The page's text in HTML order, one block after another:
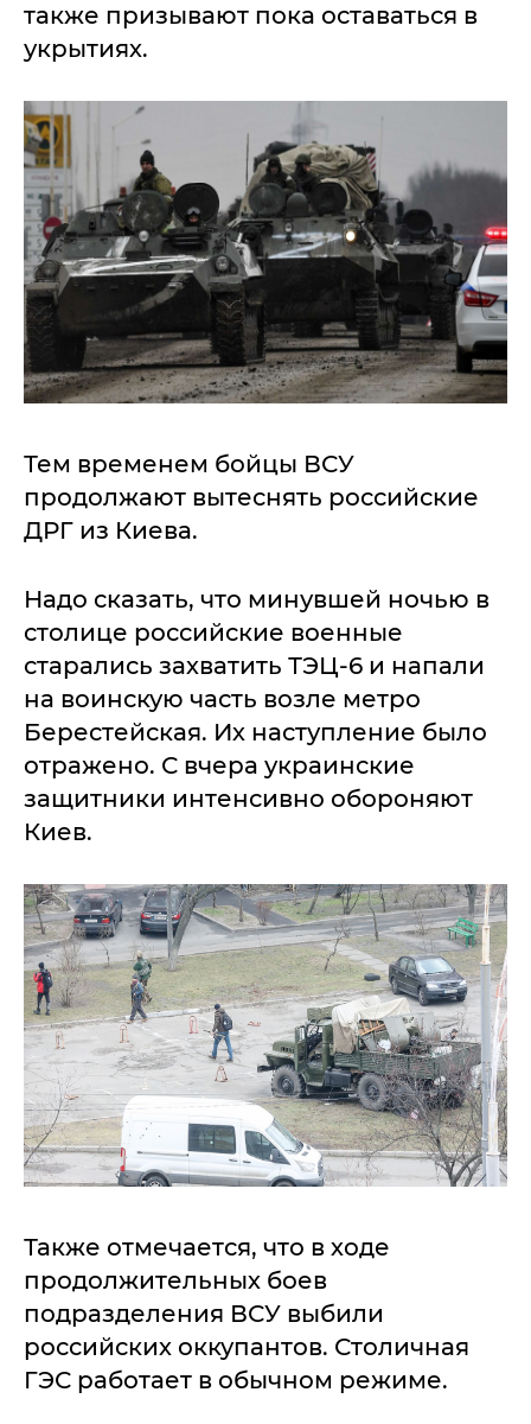
также призывают пока оставаться в
укрытиях.
Тем временем бойцы ВСУ
продолжают вытеснять российские
ДРГ из Киева.
Надо сказать, что минувшей ночью в
столице российские военные
старались захватить ТЭЦ-6 и напали
на воинскую часть возле метро
Берестейская. Их наступление было
отражено. С вчера украинские
защитники интенсивно обороняют
Киев.
Также отмечается, что в ходе
продолжительных боев
подразделения ВСУ выбили
российских оккупантов. Столичная
ГЭС работает в обычном режиме.